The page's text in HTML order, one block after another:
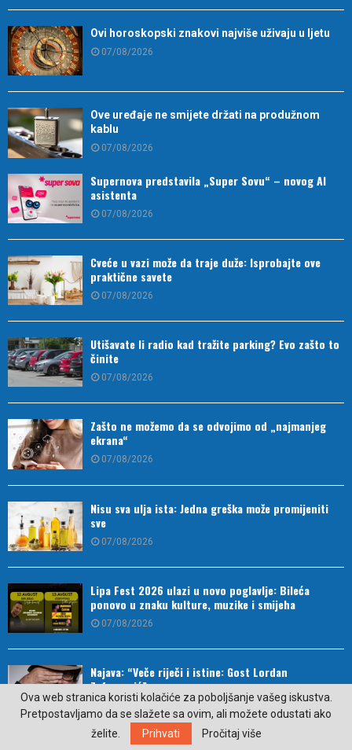
07/08/2026
Supernova predstavila „Super Sovu“ – novog AI
asistenta
Cveće u vazi može da traje duže: Isprobajte ove
praktične savete
07/08/2026
Utišavate li radio kad tražite parking? Evo zašto to
činite
07/08/2026
Zašto ne možemo da se odvojimo od „najmanjeg
ekrana“
07/08/2026
Nisu sva ulja ista: Jedna greška može promijeniti
sve
07/08/2026
Lipa Fest 2026 ulazi u novo poglavlje: Bileća
ponovo u znaku kulture, muzike i smijeha
07/08/2026
Najava: “Veče riječi i istine: Gost Lordan
Zafranović”
07/08/2026
Kako je direktor postao prvi uzgajivač autohtonog
kukuruza
07/08/2026
Ova web stranica koristi kolačiće za poboljšanje vašeg iskustva.
Pretpostavljamo da se slažete sa ovim, ali možete odustati ako
želite.
Prihvati Pročitaj više